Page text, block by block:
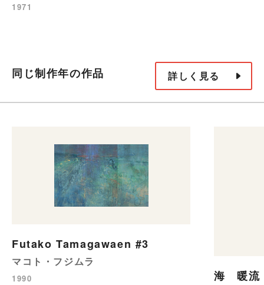
1971
同じ制作年の作品 詳しく見る
Futako Tamagawaen #3
マコト・フジムラ
1990 海 暖流